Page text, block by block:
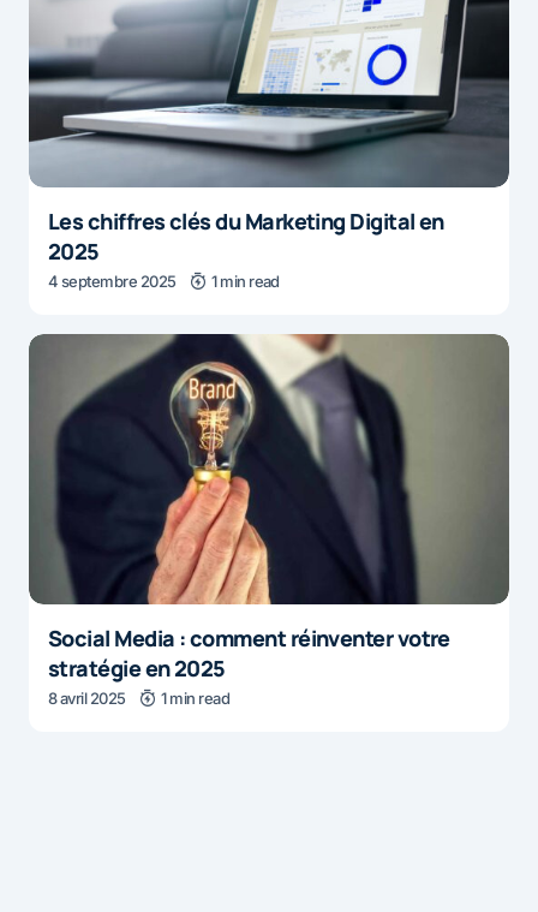
Les chiffres clés du Marketing Digital en
2025
4 septembre 2025 1 min read
Social Media : comment réinventer votre
stratégie en 2025
8 avril 2025 1 min read